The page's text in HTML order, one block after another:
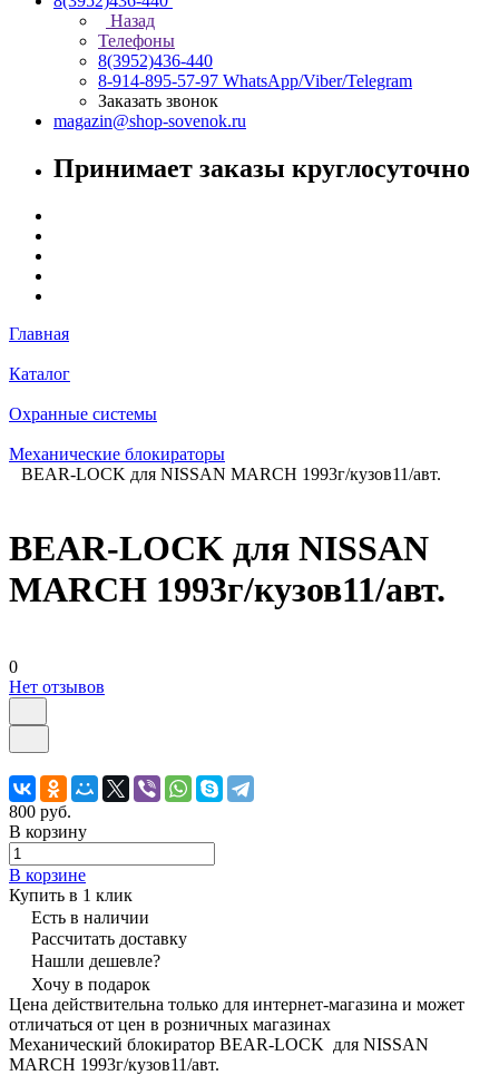
Назад
Телефоны
8(3952)436-440
8-914-895-57-97 WhatsApp/Viber/Telegram
Заказать звонок
magazin@shop-sovenok.ru
Принимает заказы круглосуточно
Главная
Каталог
Охранные системы
Механические блокираторы
BEAR-LOCK для NISSAN MARCH 1993г/кузов11/авт.
BEAR-LOCK для NISSAN
MARCH 1993г/кузов11/авт.
0
Нет отзывов
800 руб.
В корзину
В корзине
Купить в 1 клик
Есть в наличии
Рассчитать доставку
Нашли дешевле?
Хочу в подарок
Цена действительна только для интернет-магазина и может
отличаться от цен в розничных магазинах
Механический блокиратор BEAR-LOCK для NISSAN
MARCH 1993г/кузов11/авт.